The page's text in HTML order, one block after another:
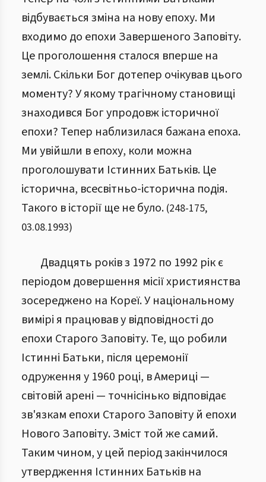
відбувається зміна на нову епоху. Ми
входимо до епохи Завершеного Заповіту.
Це проголошення сталося вперше на
землі. Скільки Бог дотепер очікував цього
моменту? У якому трагічному становищі
знаходився Бог упродовж історичної
епохи? Тепер наблизилася бажана епоха.
Ми увійшли в епоху, коли можна
проголошувати Істинних Батьків. Це
історична, всесвітньо-історична подія.
Такого в історії ще не було. (248-175,
03.08.1993)
Двадцять років з 1972 по 1992 рік є
періодом довершення місії християнства
зосереджено на Кореї. У національному
вимірі я працював у відповідності до
епохи Старого Заповіту. Те, що робили
Істинні Батьки, після церемонії
одруження у 1960 році, в Америці —
світовій арені — точнісінько відповідає
зв'язкам епохи Старого Заповіту й епохи
Нового Заповіту. Зміст той же самий.
Таким чином, у цей період закінчилося
утвердження Істинних Батьків на